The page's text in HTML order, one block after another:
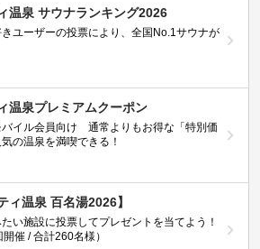
温泉 サウナランキング2026
ユーザーの投票により、全国No.1サウナが
温泉プレミアムクーポン
バイル会員向け 通常よりもお得な「特別価
の温泉を満喫できる！
ィ温泉 百名湯2026】
い施設に投票してプレゼントを当てよう！
開催 / 合計260名様）